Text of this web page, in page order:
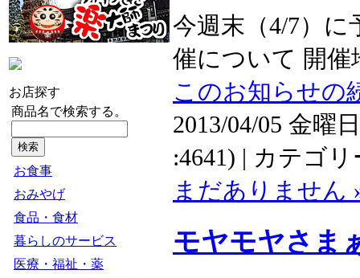
お店探す
商品名で検索する。
お食事
おみやげ
食品・食材
暮らしのサービス
医療・福祉・薬
今週末（4/7）に
催について 開催
このお知らせの
2013/04/05 金曜
:4641) | カテゴ
まだありません
モヤモヤさま